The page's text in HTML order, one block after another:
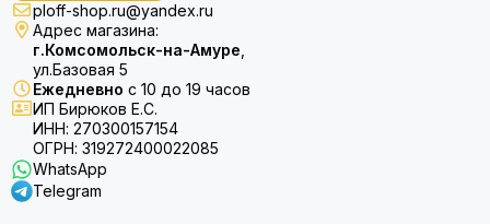
ploff-shop.ru@yandex.ru
Адрес магазина:
г.Комсомольск-на-Амуре
ул.Базовая 5
Ежедневно с 10 до 19 часов
ИП Бирюков Е.С.
ИНН: 270300157154
ОГРН: 319272400022085
WhatsApp
Telegram